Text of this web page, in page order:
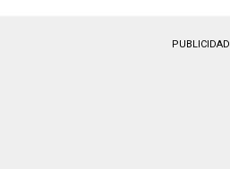
PUBLICIDAD